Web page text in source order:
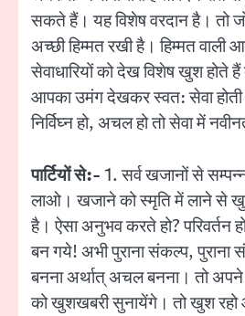
सकते हैं। यह विशेष वरदान है। तो जो
अच्छी हिम्मत रखी है। हिम्मत वाली
सेवाधारियों को देख विशेष खुश होते
आपका उमंग देखकर स्वत: सेवा होती
निर्विघ्न हो, अचल हो तो सेवा में
पार्टियों से:-1. सर्व खजानों से
लाओ। खजाने को स्मृति में लाने से
है। ऐसा अनुभव करते हो?
बन गये! अभी पुराना संकल्प, पुराना
बनना अर्थात् अचल बनना। तो
को खुशखबरी सुनायेंगे। तो खुश